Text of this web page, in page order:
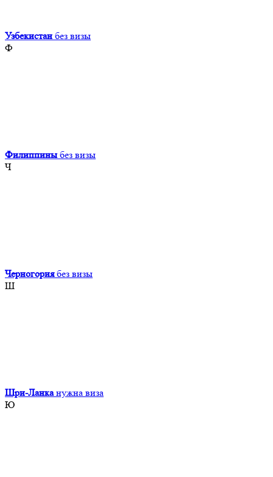
Узбекистан без визы
Ф
Филиппины без визы
Ч
Черногория без визы
Ш
Шри-Ланка нужна виза
Ю